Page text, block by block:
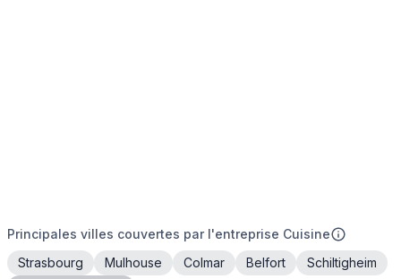
Principales villes couvertes par l'entreprise Cuisine
Strasbourg
Mulhouse Colmar Belfort Schiltigheim